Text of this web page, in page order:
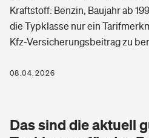
Arbeitsrechtsschutz
Berufshaftpflichtversicherung
Zur Übersicht
Tools
Elementarversicherung
Glasversicherung
Pri­vate Haft­pflicht­
Gesundheit
Private Krankenversicherung
Dread-Disease-Versicherung
Kraftstoff: Benzin, Baujahr ab
die Typklasse nur ein
Kfz-Versicherungsbeitrag zu
08.04.2026
Das sind die aktuell